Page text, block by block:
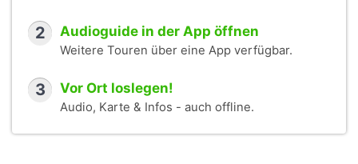
2 Audioguide in der App öffnen
Weitere Touren über eine App verfügbar.
3 Vor Ort loslegen!
Audio, Karte & Infos - auch offline.